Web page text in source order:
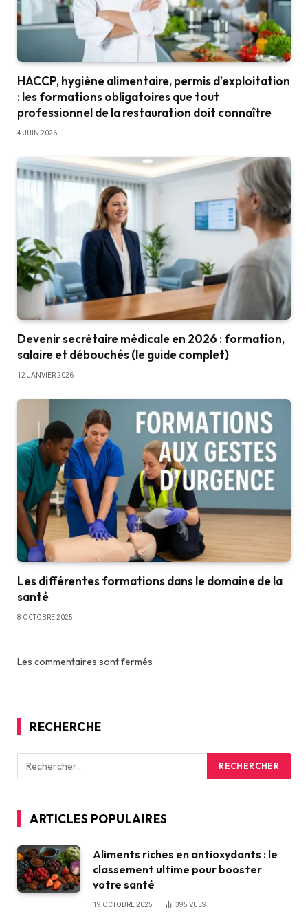
HACCP, hygiène alimentaire, permis d’exploitation
: les formations obligatoires que tout
professionnel de la restauration doit connaître
4 JUIN 2026
Devenir secrétaire médicale en 2026 : formation,
salaire et débouchés (le guide complet)
12 JANVIER 2026
Les différentes formations dans le domaine de la
santé
8 OCTOBRE 2025
Les commentaires sont fermés
RECHERCHE
ARTICLES POPULAIRES
Aliments riches en antioxydants : le
classement ultime pour booster
votre santé
19 OCTOBRE 2025 395 VUES